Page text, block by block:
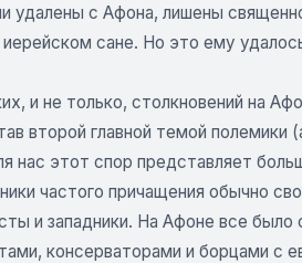
удалены с Афона, лишены
сане. Но это ему
и не только, столкновений на
второй главной темой полемики
этот спор представляет
частого причащения обычно
и западники. На Афоне все
консерваторами и борцами с